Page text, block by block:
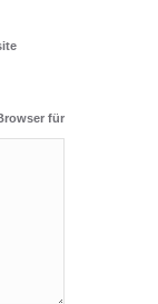
für